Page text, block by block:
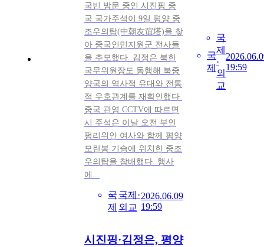
국빈 방문 중인 시진핑 중
국 국가주석이 9일 평양 중
조우의탑(中朝友谊塔)을 찾
아 중국인민지원군 전사들
을 추모했다. 김정은 북한
국무위원장도 동행해 북중
양국의 역사적 유대와 전통
적 우호관계를 재확인했다.
중국 관영 CCTV에 따르면
시 주석은 이날 오전 부인
펑리위안 여사와 함께 평양
모란봉 기슭에 위치한 중조
우의탑을 참배했다. 행사
에...
국
제
국제·
외교
2026.06.09
19:59
국
제
국
제
·
외
교
19:59
시진핑·김정은, 평양